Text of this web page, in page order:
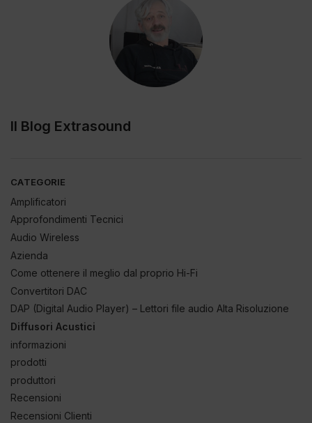
Il Blog Extrasound
CATEGORIE
Amplificatori
Approfondimenti Tecnici
Audio Wireless
Azienda
Come ottenere il meglio dal proprio Hi-Fi
Convertitori DAC
DAP (Digital Audio Player) – Lettori file audio Alta Risoluzione
Diffusori Acustici
informazioni
prodotti
produttori
Recensioni
Recensioni Clienti